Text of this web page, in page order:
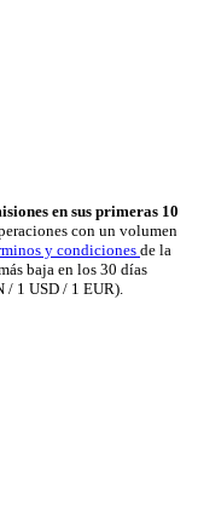
en sus primeras 10
con un volumen
y condiciones de la
baja en los 30 días
/ 1 USD / 1 EUR).